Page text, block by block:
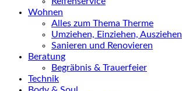
Wohnen
Alles zum Thema Therme
Umziehen, Einziehen, Ausziehen
Sanieren und Renovieren
Beratung
Begräbnis & Trauerfeier
Technik